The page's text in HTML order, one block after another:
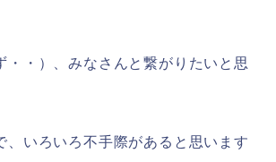
・）、みなさんと繋がりたいと思
いろいろ不手際があると思います